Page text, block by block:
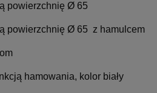
powierzchnię Ø 65
powierzchnię Ø 65 z hamulcem
hamowania, kolor biały